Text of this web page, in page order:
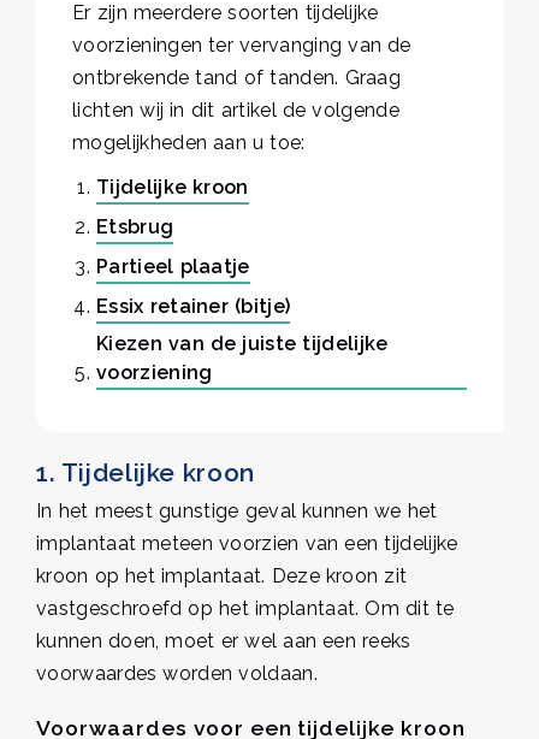
Er zijn meerdere soorten tijdelijke
voorzieningen ter vervanging van de
ontbrekende tand of tanden. Graag
lichten wij in dit artikel de volgende
mogelijkheden aan u toe:
Tijdelijke kroon
Etsbrug
Partieel plaatje
Essix retainer (bitje)
Kiezen van de juiste tijdelijke
voorziening
1. Tijdelijke kroon
In het meest gunstige geval kunnen we het
implantaat meteen voorzien van een tijdelijke
kroon op het implantaat. Deze kroon zit
vastgeschroefd op het implantaat. Om dit te
kunnen doen, moet er wel aan een reeks
voorwaardes worden voldaan.
Voorwaardes voor een tijdelijke kroon